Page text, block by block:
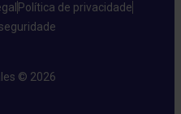
Política de privacidade
© 2026